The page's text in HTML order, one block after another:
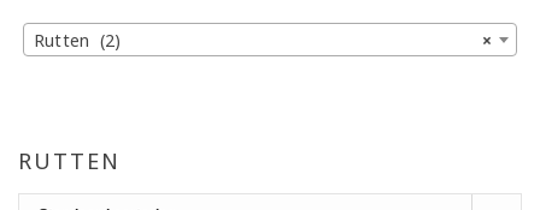
RUTTEN
×
Rutten (2)